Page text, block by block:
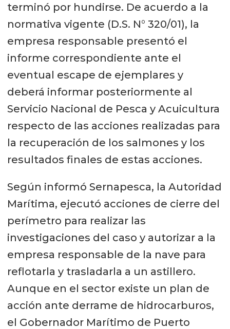
terminó por hundirse. De acuerdo a la
normativa vigente (D.S. N° 320/01), la
empresa responsable presentó el
informe correspondiente ante el
eventual escape de ejemplares y
deberá informar posteriormente al
Servicio Nacional de Pesca y Acuicultura
respecto de las acciones realizadas para
la recuperación de los salmones y los
resultados finales de estas acciones.
Según informó Sernapesca, la Autoridad
Marítima, ejecutó acciones de cierre del
perímetro para realizar las
investigaciones del caso y autorizar a la
empresa responsable de la nave para
reflotarla y trasladarla a un astillero.
Aunque en el sector existe un plan de
acción ante derrame de hidrocarburos,
el Gobernador Marítimo de Puerto